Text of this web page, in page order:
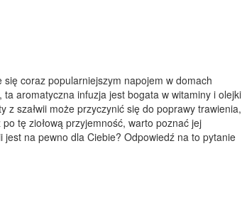
się coraz popularniejszym napojem w domach
ta aromatyczna infuzja jest bogata w witaminy i olejki
szałwii może przyczynić się do poprawy trawienia,
tę ziołową przyjemność, warto poznać jej
jest na pewno dla Ciebie? Odpowiedź na to pytanie